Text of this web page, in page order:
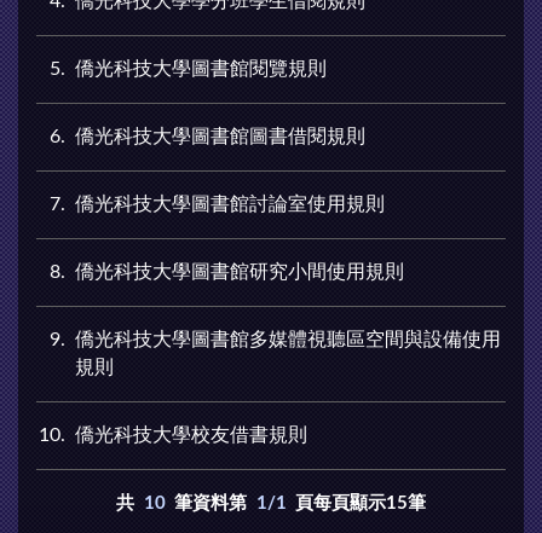
5 僑光科技大學圖書館閱覽規則
6 僑光科技大學圖書館圖書借閱規則
7 僑光科技大學圖書館討論室使用規則
8 僑光科技大學圖書館研究小間使用規則
9
僑光科技大學圖書館多媒體視聽區空間與設備使用
規則
10 僑光科技大學校友借書規則
共 10 筆資料第 1/1 頁每頁顯示15筆